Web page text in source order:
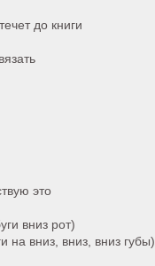
до книги
это
вниз рот)
на вниз, вниз, вниз губы)